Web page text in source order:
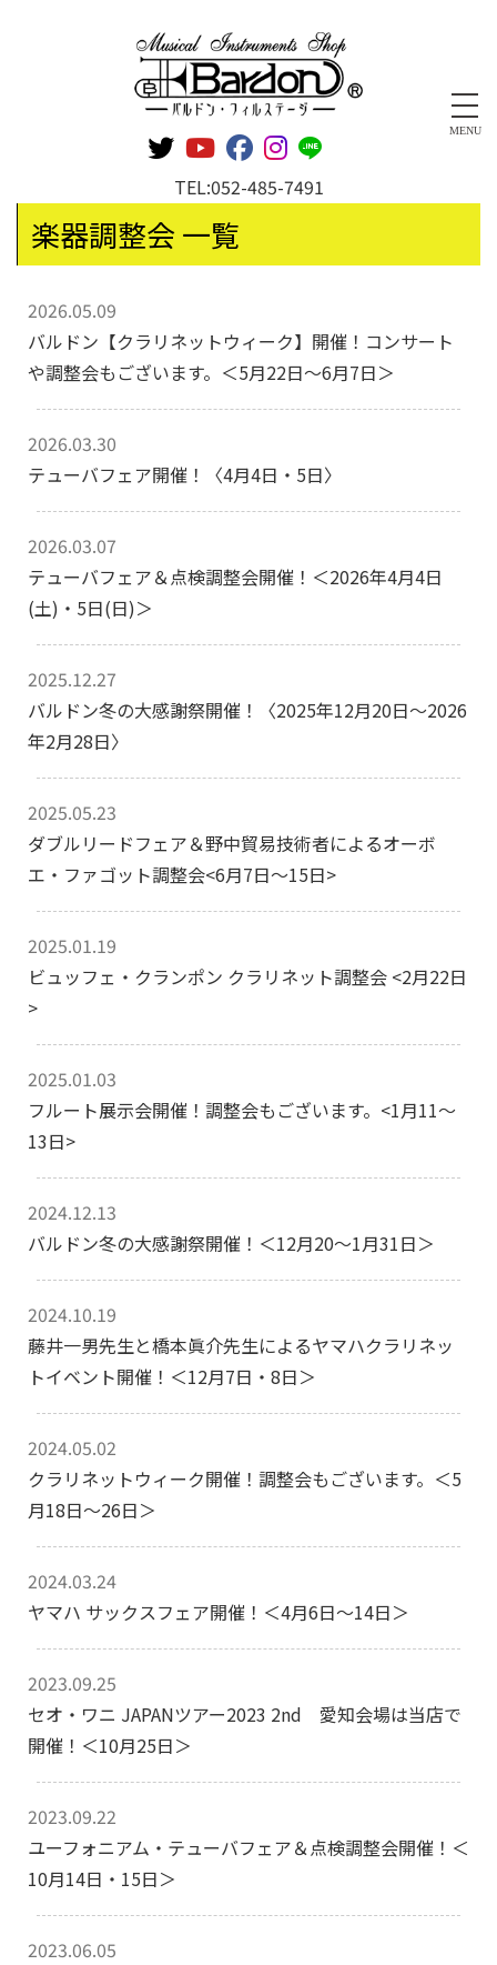
MENU
TEL:052-485-7491
楽器調整会 一覧
2026.05.09
バルドン【クラリネットウィーク】開催！コンサート
や調整会もございます。＜5月22日～6月7日＞
2026.03.30
テューバフェア開催！〈4月4日・5日〉
2026.03.07
テューバフェア＆点検調整会開催！＜2026年4月4日
(土)・5日(日)＞
2025.12.27
バルドン冬の大感謝祭開催！〈2025年12月20日〜2026
年2月28日〉
2025.05.23
ダブルリードフェア＆野中貿易技術者によるオーボ
エ・ファゴット調整会<6月7日〜15日>
2025.01.19
ビュッフェ・クランポン クラリネット調整会 <2月22日
>
2025.01.03
フルート展示会開催！調整会もございます。<1月11〜
13日>
2024.12.13
バルドン冬の大感謝祭開催！＜12月20～1月31日＞
2024.10.19
藤井一男先生と橋本眞介先生によるヤマハクラリネッ
トイベント開催！＜12月7日・8日＞
2024.05.02
クラリネットウィーク開催！調整会もございます。＜5
月18日～26日＞
2024.03.24
ヤマハ サックスフェア開催！＜4月6日～14日＞
2023.09.25
セオ・ワニ JAPANツアー2023 2nd 愛知会場は当店で
開催！＜10月25日＞
2023.09.22
ユーフォニアム・テューバフェア＆点検調整会開催！＜
10月14日・15日＞
2023.06.05